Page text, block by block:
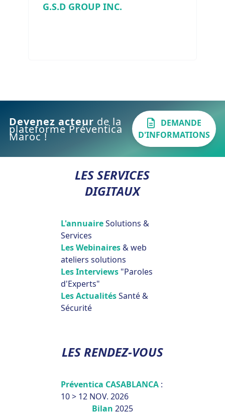
G.S.D GROUP INC.
Devenez acteur de la
plateforme Préventica
Maroc !
DEMANDE
D'INFORMATIONS
LES SERVICES
DIGITAUX
L'annuaireSolutions &
Services
Les Webinaires& web
ateliers solutions
Les Interviews "Paroles
d'Experts"
Les ActualitésSanté &
Sécurité
LES RENDEZ-VOUS
Préventica CASABLANCA :
10 > 12 NOV. 2026
Bilan 2025